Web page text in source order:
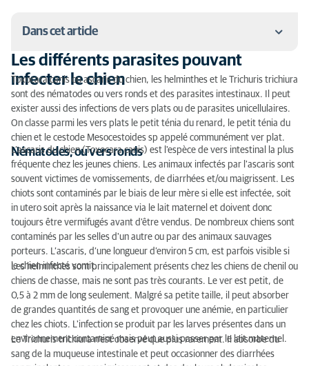
Dans cet article
Les différents parasites pouvant infecter le chien
Les symptômes de parasites intestinaux et
d’échinococcose chez le chien
Diagnostic
Comment traiter les parasites intestinaux chez le
Les différents parasites pouvant
infecter le chien
Toxocara canis ou ascaris du chien, les helminthes et le Trichuris trichiura
sont des nématodes ou vers ronds et des parasites intestinaux. Il peut
exister aussi des infections de vers plats ou de parasites unicellulaires.
On classe parmi les vers plats le petit ténia du renard, le petit ténia du
chien et le cestode Mesocestoides sp appelé communément ver plat.
Nématodes, ou vers ronds
L’ascaris du chien (Toxocara canis) est l'espèce de vers intestinal la plus
fréquente chez les jeunes chiens. Les animaux infectés par l'ascaris sont
souvent victimes de vomissements, de diarrhées et/ou maigrissent. Les
chiots sont contaminés par le biais de leur mère si elle est infectée, soit
in utero soit après la naissance via le lait maternel et doivent donc
toujours être vermifugés avant d'être vendus. De nombreux chiens sont
contaminés par les selles d'un autre ou par des animaux sauvages
porteurs. L’ascaris, d’une longueur d’environ 5 cm, est parfois visible si
le chien infecté vomit.
Les helminthes sont principalement présents chez les chiens de chenil ou
chiens de chasse, mais ne sont pas très courants. Le ver est petit, de
0,5 à 2 mm de long seulement. Malgré sa petite taille, il peut absorber
de grandes quantités de sang et provoquer une anémie, en particulier
chez les chiots. L'infection se produit par les larves présentes dans un
environnement contaminé mais peut aussi passer par le lait maternel.
Le Trichuris trichiura n'est observé que plus rarement. Il absorbe du
sang de la muqueuse intestinale et peut occasionner des diarrhées